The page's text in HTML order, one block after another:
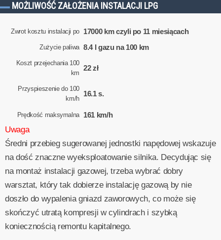
MOŻLIWOŚĆ ZAŁOŻENIA INSTALACJI LPG
Zwrot kosztu instalacji po 17000 km czyli po 11 miesiącach
Zużycie paliwa 8.4 l gazu na 100 km
Koszt przejechania 100
km
22 zł
Przyspieszenie do 100
km/h
16.1 s.
Prędkość maksymalna 161 km/h
Uwaga
Średni przebieg sugerowanej jednostki napędowej wskazuje
na dość znaczne wyeksploatowanie silnika. Decydując się
na montaż instalacji gazowej, trzeba wybrać dobry
warsztat, który tak dobierze instalację gazową by nie
doszło do wypalenia gniazd zaworowych, co może się
skończyć utratą kompresji w cylindrach i szybką
koniecznością remontu kapitalnego.